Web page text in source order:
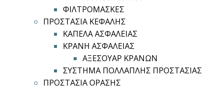
ΦΙΛΤΡΟΜΑΣΚΕΣ
ΠΡΟΣΤΑΣΙΑ ΚΕΦΑΛΗΣ
ΚΑΠΕΛΑ ΑΣΦΑΛΕΙΑΣ
ΚΡΑΝΗ ΑΣΦΑΛΕΙΑΣ
ΑΞΕΣΟΥΑΡ ΚΡΑΝΩΝ
ΣΥΣΤΗΜΑ ΠΟΛΛΑΠΛΗΣ ΠΡΟΣΤΑΣΙΑΣ
ΠΡΟΣΤΑΣΙΑ ΟΡΑΣΗΣ